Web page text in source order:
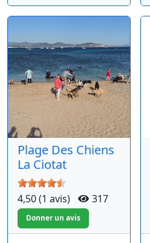
Plage Des Chiens
La Ciotat
4,50 (1 avis) 317